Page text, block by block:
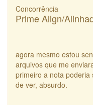
Concorrência
Prime Align/
agora mesmo estou
arquivos que me
primeiro a nota poderia
de ver, absurdo.